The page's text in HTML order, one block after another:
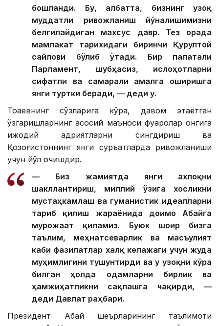
бошланди. Бу, албатта, бизнинг узоқ
муддатли ривожланиш йўналишимизни
белгилайдиган махсус давр. Тез орада
мамлакат тарихидаги биринчи Қурултой
сайлови бўлиб ўтади. Бир палатали
Парламент, шубҳасиз, ислоҳотларни
сифатли ва самарали амалга оширишга
янги туртки беради, — деди у.
Тоқаевнинг сўзларига кўра, давом этаётган
ўзгаришларнинг асосий маъноси фуқаролар онгига
ижодий қадриятларни сингдириш ва
Қозоғистоннинг янги суръатларда ривожланиши
учун йўл очишдир.
— Биз жамиятда янги ахлоқни
шакллантириш, миллий ўзига хосликни
мустаҳкамлаш ва гуманистик идеалларни
тарғиб қилиш жараёнида доимо Абайга
мурожаат қиламиз. Буюк шоир бизга
таълим, меҳнатсеварлик ва масъулият
каби фазилатлар халқ келажаги учун жуда
муҳимлигини тушунтирди ва у узоқни кўра
билган ҳолда одамларни бирлик ва
ҳамжиҳатликни сақлашга чақирди, —
деди Давлат раҳбари.
Президент Абай шеърларининг таълимоти